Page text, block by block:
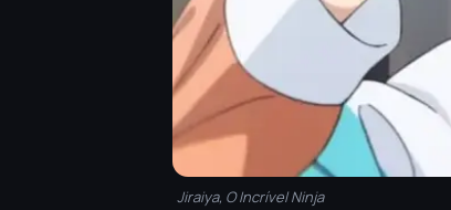
Jiraiya, O Incrível Ninja